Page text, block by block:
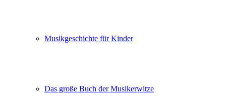
Musikgeschichte für Kinder
Das große Buch der Musikerwitze